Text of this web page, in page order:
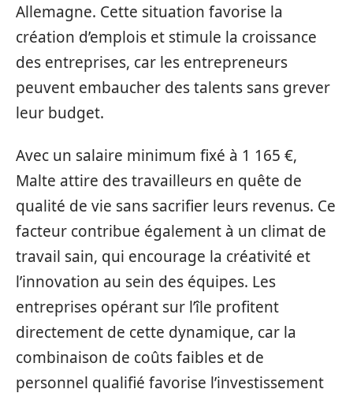
Allemagne. Cette situation favorise la
création d’emplois et stimule la croissance
des entreprises, car les entrepreneurs
peuvent embaucher des talents sans grever
leur budget.
Avec un salaire minimum fixé à 1 165 €,
Malte attire des travailleurs en quête de
qualité de vie sans sacrifier leurs revenus. Ce
facteur contribue également à un climat de
travail sain, qui encourage la créativité et
l’innovation au sein des équipes. Les
entreprises opérant sur l’île profitent
directement de cette dynamique, car la
combinaison de coûts faibles et de
personnel qualifié favorise l’investissement